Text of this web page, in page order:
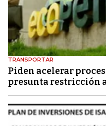
TRANSPORTAR
Piden acelerar
presunta restricción